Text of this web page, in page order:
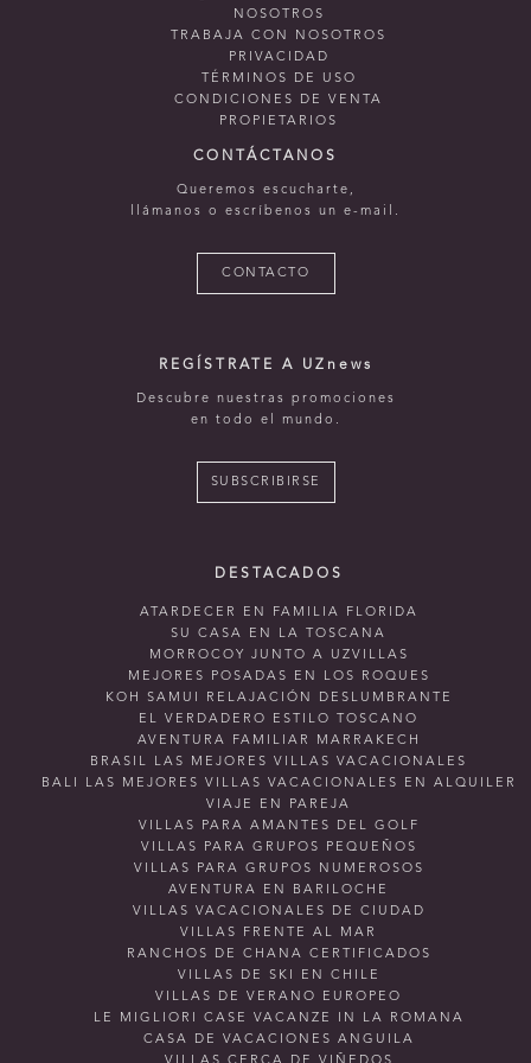
NOSOTROS
TRABAJA CON NOSOTROS
PRIVACIDAD
TÉRMINOS DE USO
CONDICIONES DE VENTA
PROPIETARIOS
CONTÁCTANOS
Queremos escucharte,
llámanos o escríbenos un e-mail.
CONTACTO
REGÍSTRATE A UZnews
Descubre nuestras promociones
en todo el mundo.
SUBSCRIBIRSE
DESTACADOS
ATARDECER EN FAMILIA FLORIDA
SU CASA EN LA TOSCANA
MORROCOY JUNTO A UZVILLAS
MEJORES POSADAS EN LOS ROQUES
KOH SAMUI RELAJACIÓN DESLUMBRANTE
EL VERDADERO ESTILO TOSCANO
AVENTURA FAMILIAR MARRAKECH
BRASIL LAS MEJORES VILLAS VACACIONALES
BALI LAS MEJORES VILLAS VACACIONALES EN ALQUILER
VIAJE EN PAREJA
VILLAS PARA AMANTES DEL GOLF
VILLAS PARA GRUPOS PEQUEÑOS
VILLAS PARA GRUPOS NUMEROSOS
AVENTURA EN BARILOCHE
VILLAS VACACIONALES DE CIUDAD
VILLAS FRENTE AL MAR
RANCHOS DE CHANA CERTIFICADOS
VILLAS DE SKI EN CHILE
VILLAS DE VERANO EUROPEO
LE MIGLIORI CASE VACANZE IN LA ROMANA
CASA DE VACACIONES ANGUILA